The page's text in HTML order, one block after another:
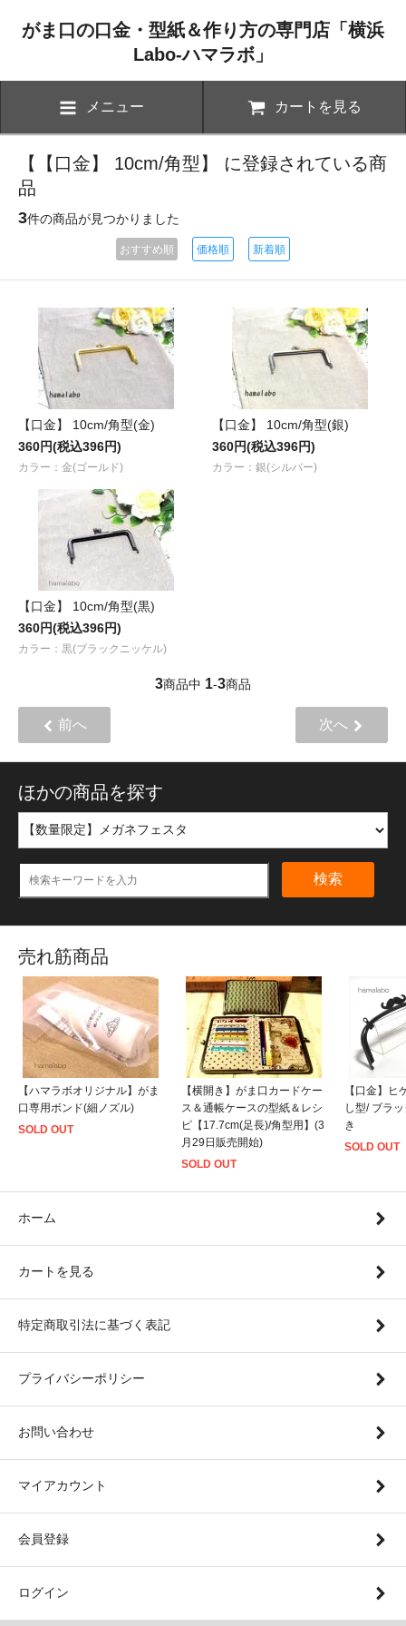
がま口の口金・型紙＆作り方の専門店「横浜
Labo-ハマラボ」
メニュー カートを見る
【【口金】 10cm/角型】 に登録されている商
品
3件の商品が見つかりました
おすすめ順 価格順 新着順
【口金】 10cm/角型(金)
360円(税込396円)
カラー：金(ゴールド)
【口金】 10cm/角型(銀)
360円(税込396円)
カラー：銀(シルバー)
【口金】 10cm/角型(黒)
360円(税込396円)
カラー：黒(ブラックニッケル)
3商品中 1-3商品
前へ 次へ
ほかの商品を探す
検索
売れ筋商品
【ハマラボオリジナル】がま
口専用ボンド(細ノズル)
SOLD OUT
【横開き】がま口カードケー
ス＆通帳ケースの型紙＆レシ
ピ【17.7cm(足長)/角型用】(3
月29日販売開始)
SOLD OUT
【口金】ヒ
し型/ ブラ
き
SOLD OUT
ホーム
カートを見る
特定商取引法に基づく表記
プライバシーポリシー
お問い合わせ
マイアカウント
会員登録
ログイン